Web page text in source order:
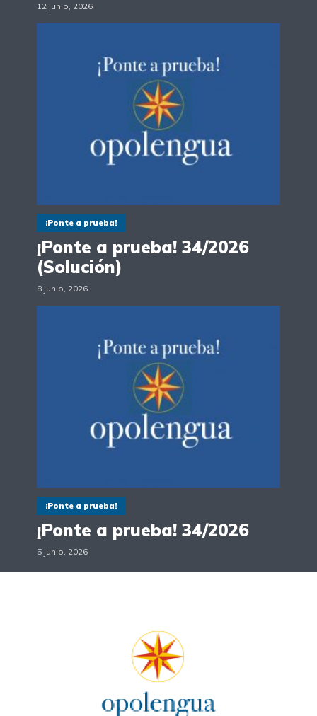
12 junio, 2026
¡Ponte a prueba!
¡Ponte a prueba! 34/2026
(Solución)
8 junio, 2026
¡Ponte a prueba!
¡Ponte a prueba! 34/2026
5 junio, 2026